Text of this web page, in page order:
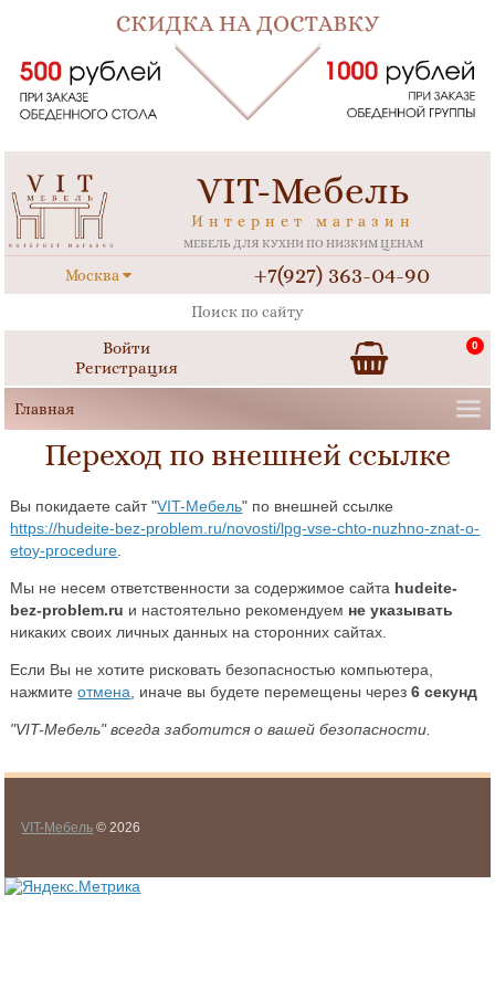
VIT-Мебель
Интернет магазин
МЕБЕЛЬ ДЛЯ КУХНИ ПО НИЗКИМ ЦЕНАМ
Москва +7(927) 363-04-90
Войти
Регистрация
0
Переход по внешней ссылке
Вы покидаете сайт "VIT-Мебель" по внешней ссылке
https://hudeite-bez-problem.ru/novosti/lpg-vse-chto-nuzhno-znat-o-
etoy-procedure
Мы не несем ответственности за содержимое сайта hudeite-
bez-problem.ru и настоятельно рекомендуем не указывать
никаких своих личных данных на сторонних сайтах.
Если Вы не хотите рисковать безопасностью компьютера,
нажмитеотмена , иначе вы будете перемещены через5 секунд
"VIT-Мебель" всегда заботится о вашей безопасности.
VIT-Мебель © 2026